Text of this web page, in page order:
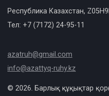
Республика Казахстан,
Тел: +7 (7172) 24-95-11
azatruh@gmail.com
info@azattyq-ruhy.kz
© 2026. Барлық құқықтар